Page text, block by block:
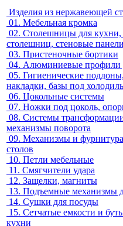
Изделия из нержавеющей
01. Мебельная кромка
02. Столешницы для кухни,
столешниц, стеновые панели
03. Пристеночные бортики
04. Алюминиевые профили
05. Гигиенические
накладки, базы под
06. Цокольные системы
07. Ножки под цоколь,
08. Системы
механизмы поворота
09. Механизмы и фурнитура
столов
10. Петли мебельные
11. Смягчители удара
12. Защелки, магниты
13. Подъемные механизмы
14. Сушки для посуды
15. Сетчатые емкости и
кухни